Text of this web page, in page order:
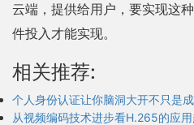
云端，提供给用户，要实现这
件投入才能实现。
相关推荐:
个人身份认证让你脑洞大开不只是
从视频编码技术进步看H.265的应